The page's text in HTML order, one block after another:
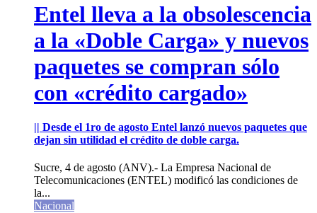
Entel lleva a la obsolescencia
a la «Doble Carga» y nuevos
paquetes se compran sólo
con «crédito cargado»
|| Desde el 1ro de agosto Entel lanzó nuevos paquetes que
dejan sin utilidad el crédito de doble carga.
Sucre, 4 de agosto (ANV).- La Empresa Nacional de
Telecomunicaciones (ENTEL) modificó las condiciones de
la...
Nacional